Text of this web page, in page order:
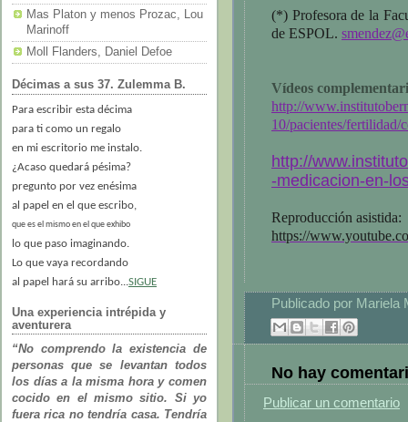
Mas Platon y menos Prozac, Lou
Marinoff
Moll Flanders, Daniel Defoe
Décimas a sus 37. Zulemma B.
Para escribir esta décima
para ti como un regalo
en mi escritorio me instalo.
¿Acaso quedará pésima?
pregunto por vez enésima
al papel en el que escribo,
que es el mismo en el que exhibo
lo que paso imaginando.
Lo que vaya recordando
al papel hará su arribo...SIGUE
Una experiencia intrépida y
aventurera
“No comprendo la existencia de
personas que se levantan todos
los días a la misma hora y comen
cocido en el mismo sitio. Si yo
fuera rica no tendría casa. Tendría
(*) Profesora de la
de ESPOL.
Vídeos
http://
10/pacientes/
http://
-medicacion-en-
Reproducción asistida:
https://
Publicado por Mariela
No hay
Publicar un comentario